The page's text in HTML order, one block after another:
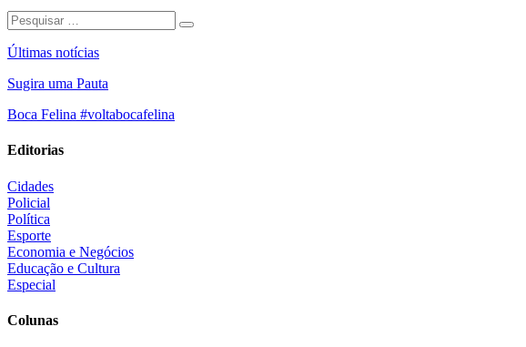
Últimas notícias
Sugira uma Pauta
Boca Felina #voltabocafelina
Editorias
Cidades
Policial
Política
Esporte
Economia e Negócios
Educação e Cultura
Especial
Colunas